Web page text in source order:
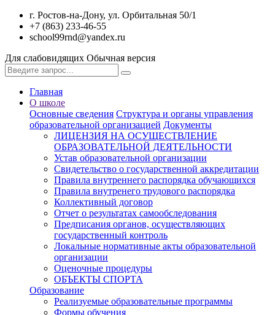
г. Ростов-на-Дону, ул. Орбитальная 50/1
+7 (863) 233-46-55
school99rnd@yandex.ru
Для слабовидящих Обычная версия
Главная
О школе
Основные сведения Структура и органы управления
образовательной организацией Документы
ЛИЦЕНЗИЯ НА ОСУЩЕСТВЛЕНИЕ
ОБРАЗОВАТЕЛЬНОЙ ДЕЯТЕЛЬНОСТИ
Устав образовательной организации
Свидетельство о государственной аккредитации
Правила внутреннего распорядка обучающихся
Правила внутренего трудового распорядка
Коллективный договор
Отчет о результатах самообследования
Предписания органов, осуществляющих
государственный контроль
Локальные нормативные акты образовательной
организации
Оценочные процедуры
ОБЪЕКТЫ СПОРТА
Образование
Реализуемые образовательные программы
Формы обучения